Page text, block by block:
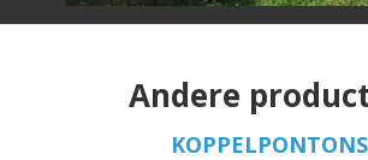
Andere
KOPPELPONTONS